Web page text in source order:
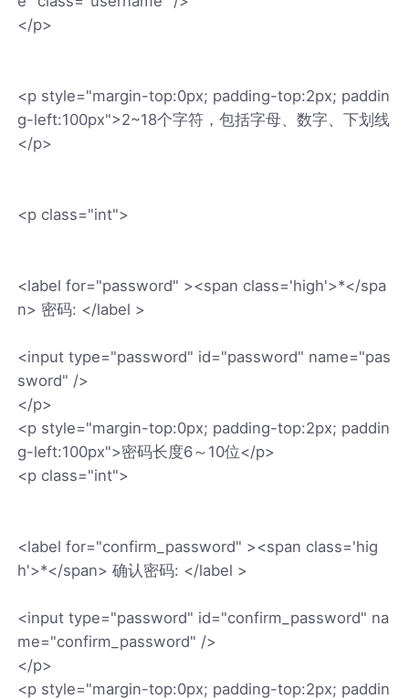
</p>
<p style="margin-top:0px; padding-top:2px; paddin
g-left:100px">2~18个字符，包括字母、数字、下划线
</p>
<p class="int">
<label for="password" ><span class='high'>*</spa
n> 密码: </label >
<input type="password" id="password" name="pas
sword" />
</p>
<p style="margin-top:0px; padding-top:2px; paddin
g-left:100px">密码长度6～10位</p>
<p class="int">
<label for="confirm_password" ><span class='hig
h'>*</span> 确认密码: </label >
<input type="password" id="confirm_password" na
me="confirm_password" />
</p>
<p style="margin-top:0px; padding-top:2px; paddin